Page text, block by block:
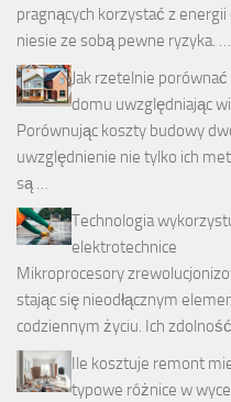
pragnących korzystać z
niesie ze sobą pewne ryzyka. …
Jak rzetelnie
domu uwzględniając
Porównując koszty budowy
uwzględnienie nie tylko ich
są …
Technologia
elektrotechnice
Mikroprocesory
stając się nieodłącznym
codziennym życiu. Ich
Ile kosztuje remont
typowe różnice w